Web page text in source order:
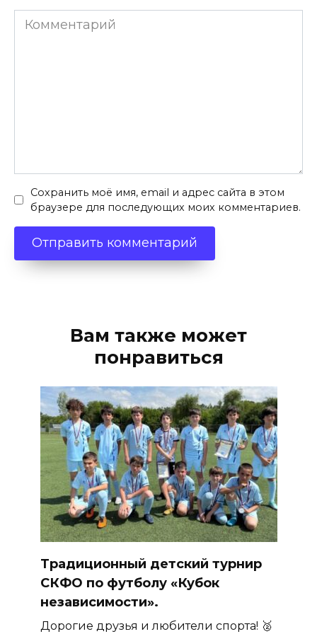
Комментарий
Сохранить моё имя, email и адрес сайта в этом
браузере для последующих моих комментариев.
Вам также может
понравиться
Традиционный детский турнир
СКФО по футболу «Кубок
независимости».
Дорогие друзья и любители спорта! 🥈